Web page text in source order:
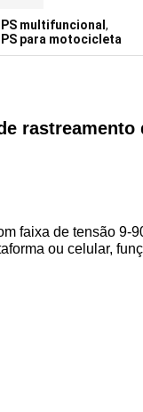
multifuncional ,
para motocicleta
faixa de tensão 9-
ou celular,